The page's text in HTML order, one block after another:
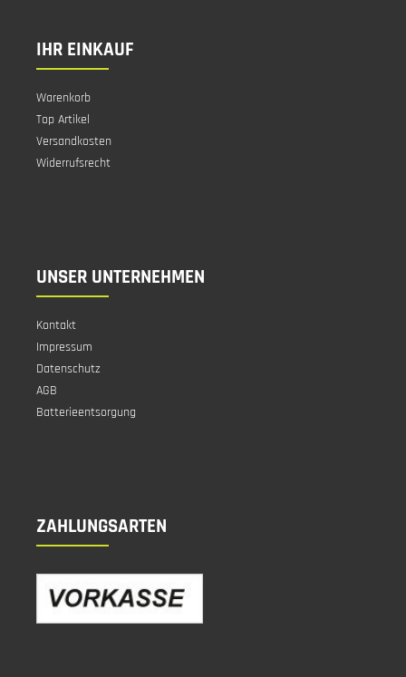
IHR EINKAUF
Warenkorb
Top Artikel
Versandkosten
Widerrufsrecht
UNSER UNTERNEHMEN
Kontakt
Impressum
Datenschutz
AGB
Batterieentsorgung
ZAHLUNGSARTEN